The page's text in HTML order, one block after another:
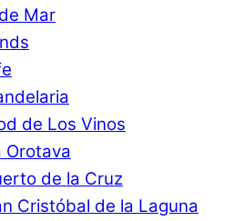
Mar
de Los Vinos
Orotava
de la Cruz
Cristóbal de la Laguna